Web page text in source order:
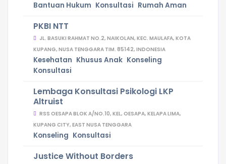
Bantuan Hukum Konsultasi Rumah Aman
PKBI NTT
JL. BASUKI RAHMAT NO.2, NAIKOLAN, KEC. MAULAFA, KOTA
KUPANG, NUSA TENGGARA TIM. 85142, INDONESIA
Kesehatan Khusus Anak Konseling
Konsultasi
Lembaga Konsultasi Psikologi LKP
Altruist
RSS OESAPA BLOK A/NO.10, KEL, OESAPA, KELAPA LIMA,
KUPANG CITY, EAST NUSA TENGGARA
Konseling Konsultasi
Justice Without Borders